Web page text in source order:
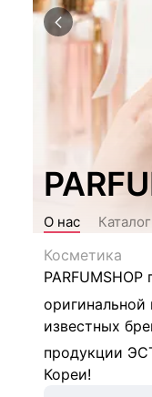
О нас Каталог
Косметика
известных
продукции
Кореи!